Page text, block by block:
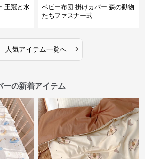
王冠と水
ベビー布団 掛けカバー 森の動物
たちファスナー式
人気アイテム一覧へ ›
ーの新着アイテム